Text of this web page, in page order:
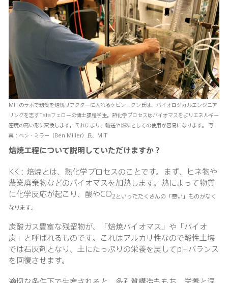
MITのラボで籾殻を焙焼リアクターに入れるケビン・クン氏は、バイオロジカルエンジニア
リングを志すTataフェローの博士課程学生。熱化学プロセスはバイオマスをよりエネルギー
密度の高い形に変換します。それにより、輸送や燃料としての使用が容易になります。 写
真：ベン・ミラー（Ben Miller）氏、MIT
焙焼工程について説明していただけますか？
KK：焙焼とは、熱化学プロセスのことです。まず、ヒネ物や
農業廃棄物などのバイオマスを加熱します。熱によって物質
に化学反応が起こり、酸やCO2といったたくさんの「悪い」ものがなく
なります。
炭酸ガス豊富な残留物が、「焙焼バイオマス」や「バイオ
炭」と呼ばれるものです。これはアルカリ性なので酸性土壌
では石灰剤となり、土にたっぷりの栄養を戻してpHバランス
を回復させます。